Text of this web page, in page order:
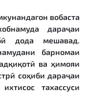
вобаста
дараҷаи
дода мешавад.
барномаи
ва ҳимояи
соҳиби дараҷаи
тахассуси